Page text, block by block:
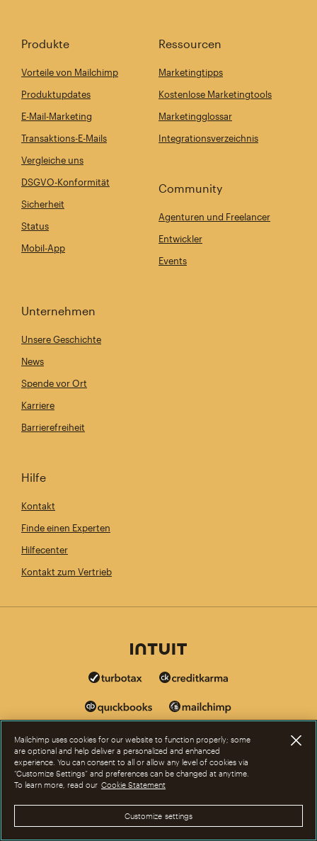
Produkte
Vorteile von Mailchimp
Produktupdates
E-Mail-Marketing
Transaktions-E-Mails
Vergleiche uns
DSGVO-Konformität
Sicherheit
Status
Mobil-App
Ressourcen
Marketingtipps
Kostenlose Marketingtools
Marketingglossar
Integrationsverzeichnis
Community
Agenturen und Freelancer
Entwickler
Events
Unternehmen
Unsere Geschichte
News
Spende vor Ort
Karriere
Barrierefreiheit
Hilfe
Kontakt
Finde einen Experten
Hilfecenter
Kontakt zum Vertrieb
Mailchimp uses cookies for our website to function properly; some
are optional and help deliver a personalized and enhanced
experience. You can consent to all or allow any level of cookies via
“Customize Settings” and preferences can be changed at anytime.
To learn more, read our Cookie Statement
Customize settings